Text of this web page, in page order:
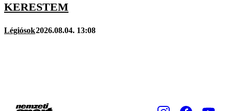
KERESTEM
Légiósok2026.08.04. 13:08